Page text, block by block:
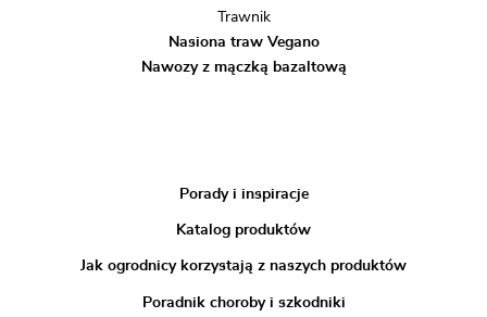
Trawnik
Nasiona traw Vegano
Nawozy z mączką bazaltową
Porady i inspiracje
Katalog produktów
Jak ogrodnicy korzystają z naszych produktów
Poradnik choroby i szkodniki